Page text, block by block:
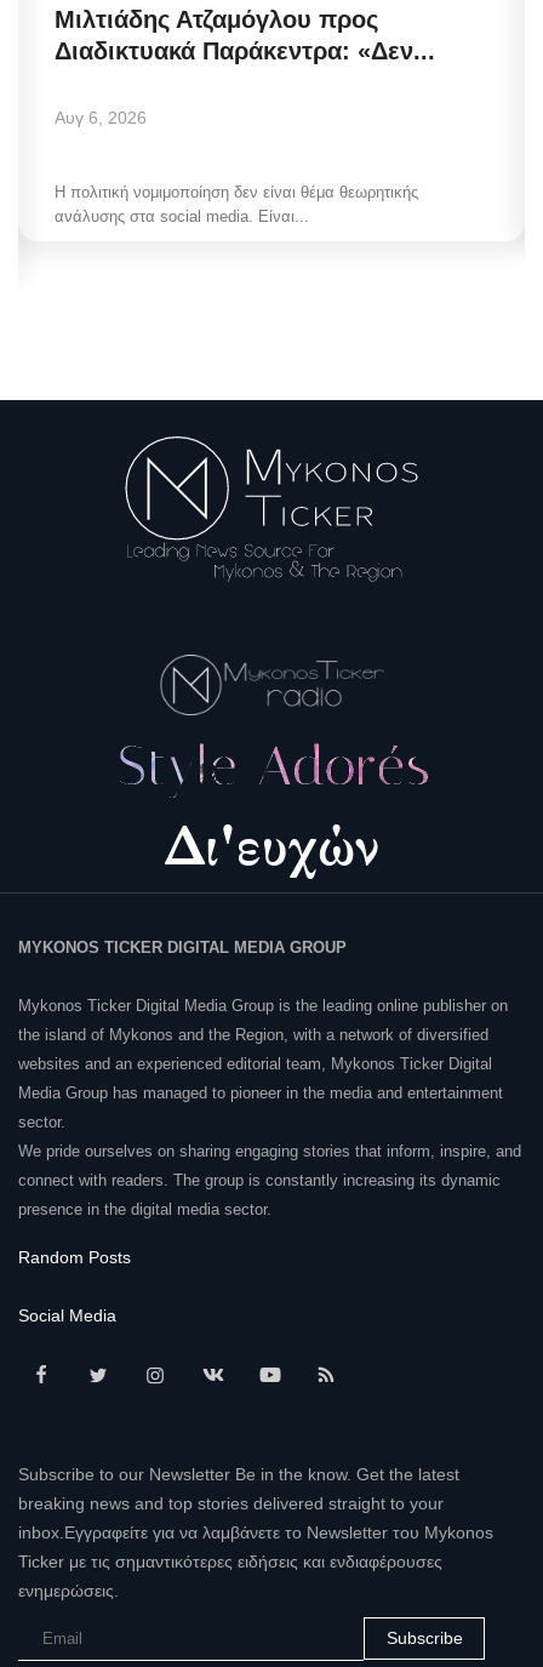
Μιλτιάδης Ατζαμόγλου προς
Διαδικτυακά Παράκεντρα: «Δεν...
Αυγ 6, 2026
Η πολιτική νομιμοποίηση δεν είναι θέμα θεωρητικής
ανάλυσης στα social media. Είναι...
MYKONOS TICKER DIGITAL MEDIA GROUP
Mykonos Ticker Digital Media Group is the leading online publisher on
the island of Mykonos and the Region, with a network of diversified
websites and an experienced editorial team, Mykonos Ticker Digital
Media Group has managed to pioneer in the media and entertainment
sector.
We pride ourselves on sharing engaging stories that inform, inspire, and
connect with readers. The group is constantly increasing its dynamic
presence in the digital media sector.
Random Posts
Social Media
Subscribe to our Newsletter Be in the know. Get the latest
breaking news and top stories delivered straight to your
inbox.Εγγραφείτε για να λαμβάνετε το Newsletter του Mykonos
Ticker με τις σημαντικότερες ειδήσεις και ενδιαφέρουσες
ενημερώσεις.
Subscribe